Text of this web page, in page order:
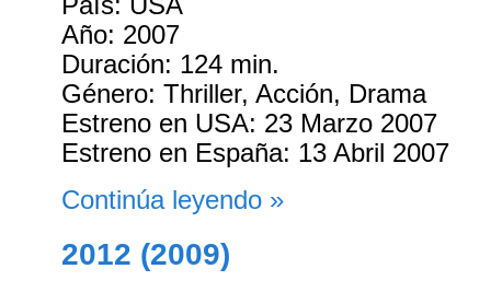
Año: 2007
Duración: 124 min.
Género: Thriller, Acción, Drama
Estreno en USA: 23 Marzo 2007
Estreno en España: 13 Abril 2007
Continúa leyendo »
2012 (2009)